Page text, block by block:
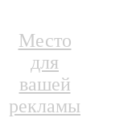
Место
для
вашей
рекламы